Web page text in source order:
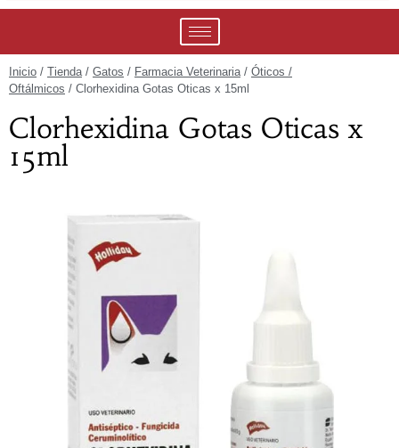
Inicio / Tienda/ Gatos / Farmacia Veterinaria/ Óticos /
Oftálmicos / Clorhexidina Gotas Oticas x 15ml
Clorhexidina Gotas Oticas x
15ml